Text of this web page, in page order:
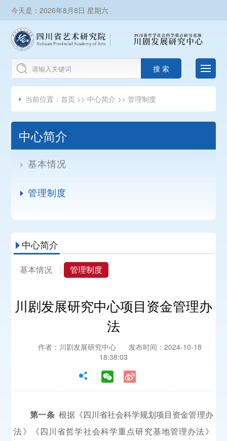
今天是：2026年8月8日 星期六
搜 索
 当前位置：首页 >> 中心简介 >>管理制度
中心简介
 基本情况
 管理制度
 中心简介
基本情况 管理制度
川剧发展研究中心项目资金管理办
法
作者：川剧发展研究中心
发布时间：2024-10-18
18:38:03
第一条根据《四川省社会科学规划项目资金管理办
法》《四川省哲学社会科学重点研究基地管理办法》